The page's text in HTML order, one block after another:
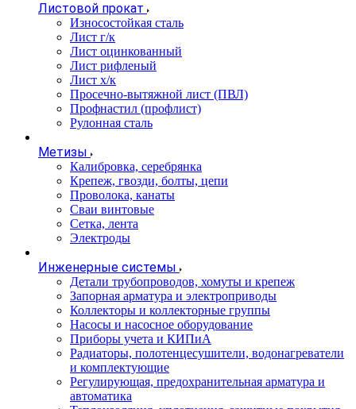
Листовой прокат
Износостойкая сталь
Лист г/к
Лист оцинкованный
Лист рифленый
Лист х/к
Просечно-вытяжной лист (ПВЛ)
Профнастил (профлист)
Рулонная сталь
Метизы
Калибровка, серебрянка
Крепеж, гвозди, болты, цепи
Проволока, канаты
Сваи винтовые
Сетка, лента
Электроды
Инженерные системы
Детали трубопроводов, хомуты и крепеж
Запорная арматура и электроприводы
Коллекторы и коллекторные группы
Насосы и насосное оборудование
Приборы учета и КИПиА
Радиаторы, полотенцесушители, водонагреватели
и комплектующие
Регулирующая, предохранительная арматура и
автоматика